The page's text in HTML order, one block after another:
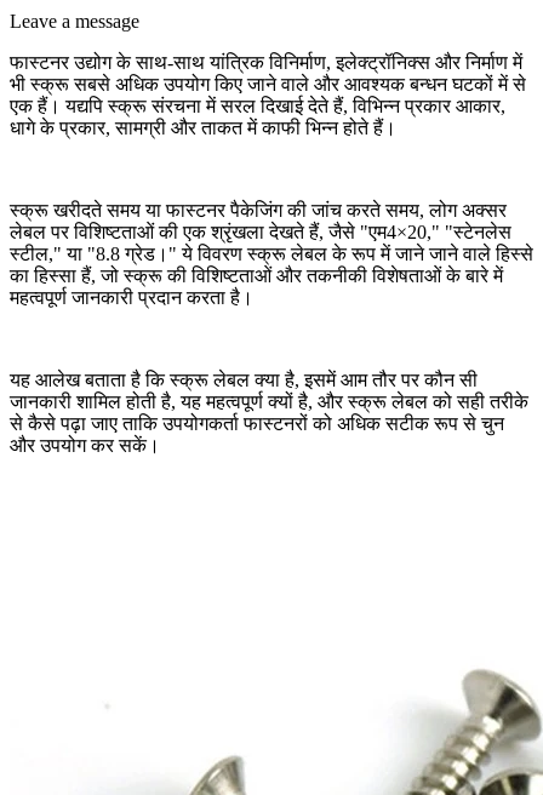
Leave a message
फास्टनर उद्योग के साथ-साथ यांत्रिक विनिर्माण, इलेक्ट्रॉनिक्स और निर्माण में
भी स्क्रू सबसे अधिक उपयोग किए जाने वाले और आवश्यक बन्धन घटकों में से
एक हैं। यद्यपि स्क्रू संरचना में सरल दिखाई देते हैं, विभिन्न प्रकार आकार,
धागे के प्रकार, सामग्री और ताकत में काफी भिन्न होते हैं।
स्क्रू खरीदते समय या फास्टनर पैकेजिंग की जांच करते समय, लोग अक्सर
लेबल पर विशिष्टताओं की एक श्रृंखला देखते हैं, जैसे "एम4×20," "स्टेनलेस
स्टील," या "8.8 ग्रेड।" ये विवरण स्क्रू लेबल के रूप में जाने जाने वाले हिस्से
का हिस्सा हैं, जो स्क्रू की विशिष्टताओं और तकनीकी विशेषताओं के बारे में
महत्वपूर्ण जानकारी प्रदान करता है।
यह आलेख बताता है कि स्क्रू लेबल क्या है, इसमें आम तौर पर कौन सी
जानकारी शामिल होती है, यह महत्वपूर्ण क्यों है, और स्क्रू लेबल को सही तरीके
से कैसे पढ़ा जाए ताकि उपयोगकर्ता फास्टनरों को अधिक सटीक रूप से चुन
और उपयोग कर सकें।